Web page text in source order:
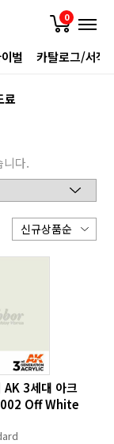
0
벌 카탈로그/서적
료
니다.
3세대 아크
Off White